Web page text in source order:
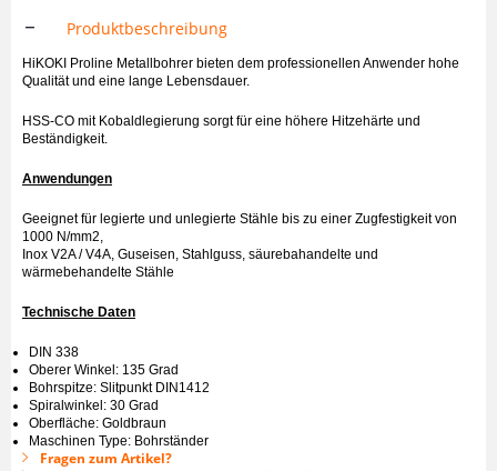
Produktbeschreibung
HiKOKI Proline Metallbohrer bieten dem professionellen Anwender hohe
Qualität und eine lange Lebensdauer.
HSS-CO mit Kobaldlegierung sorgt für eine höhere Hitzehärte und
Beständigkeit.
Anwendungen
Geeignet für legierte und unlegierte Stähle bis zu einer Zugfestigkeit von
1000 N/mm2,
Inox V2A / V4A, Guseisen, Stahlguss, säurebahandelte und
wärmebehandelte Stähle
Technische Daten
DIN 338
Oberer Winkel: 135 Grad
Bohrspitze: Slitpunkt DIN1412
Spiralwinkel: 30 Grad
Oberfläche: Goldbraun
Maschinen Type: Bohrständer
Fragen zum Artikel?